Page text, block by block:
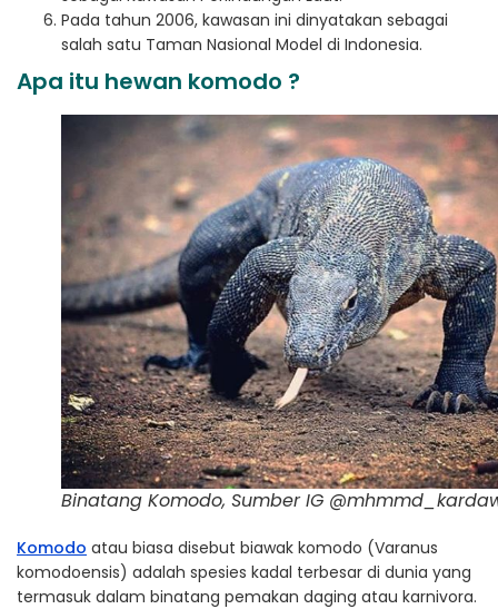
Pada tahun 2006, kawasan ini dinyatakan sebagai
salah satu Taman Nasional Model di Indonesia.
Apa itu hewan komodo ?
Binatang Komodo, Sumber IG
Komodo atau biasa disebut biawak komodo (Varanus
komodoensis) adalah spesies kadal terbesar di dunia yang
termasuk dalam binatang pemakan daging atau karnivora.